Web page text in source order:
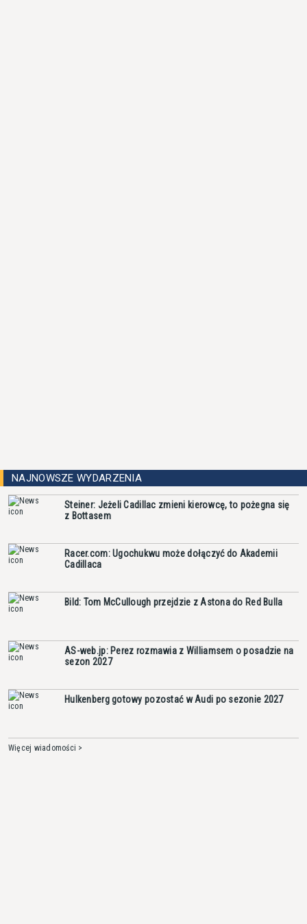
NAJNOWSZE WYDARZENIA
Steiner: Jeżeli Cadillac zmieni kierowcę, to pożegna się
z Bottasem
Racer.com: Ugochukwu może dołączyć do Akademii
Cadillaca
Bild: Tom McCullough przejdzie z Astona do Red Bulla
AS-web.jp: Perez rozmawia z Williamsem o posadzie na
sezon 2027
Hulkenberg gotowy pozostać w Audi po sezonie 2027
Więcej wiadomości >